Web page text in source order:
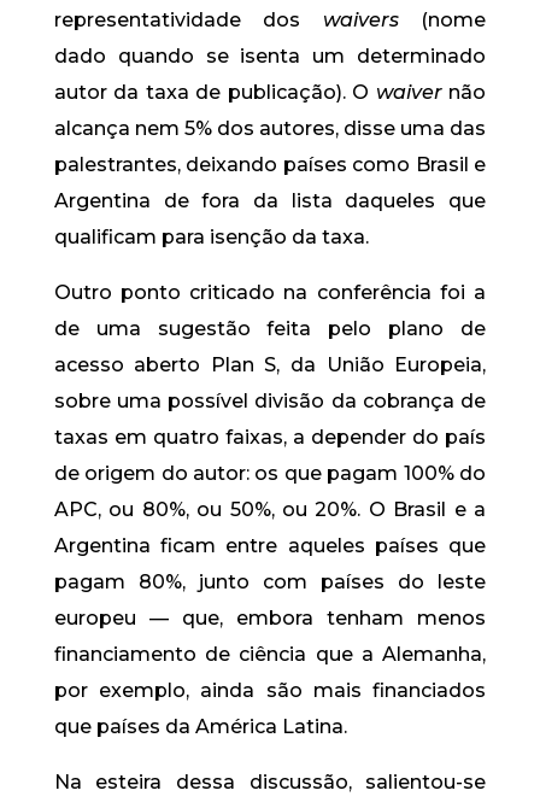
representatividade dos waivers(nome
dado quando se isenta um determinado
autor da taxa de publicação). O waivernão
alcança nem 5% dos autores, disse uma das
palestrantes, deixando países como Brasil e
Argentina de fora da lista daqueles que
qualificam para isenção da taxa.
Outro ponto criticado na conferência foi a
de uma sugestão feita pelo plano de
acesso aberto Plan S, da União Europeia,
sobre uma possível divisão da cobrança de
taxas em quatro faixas, a depender do país
de origem do autor: os que pagam 100% do
APC, ou 80%, ou 50%, ou 20%. O Brasil e a
Argentina ficam entre aqueles países que
pagam 80%, junto com países do leste
europeu — que, embora tenham menos
financiamento de ciência que a Alemanha,
por exemplo, ainda são mais financiados
que países da América Latina.
Na esteira dessa discussão, salientou-se